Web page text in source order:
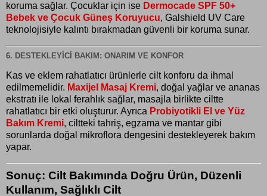
koruma sağlar. Çocuklar için ise Dermocade SPF 50+
Bebek ve Çocuk Güneş Koruyucu, Galshield UV Care
teknolojisiyle kalıntı bırakmadan güvenli bir koruma sunar.
6. DESTEKLEYICI BAKIM: ONARIM VE KONFOR
Kas ve eklem rahatlatıcı ürünlerle cilt konforu da ihmal
edilmemelidir. Maxijel Masaj Kremi, doğal yağlar ve ananas
ekstratı ile lokal ferahlık sağlar, masajla birlikte ciltte
rahatlatıcı bir etki oluşturur. Ayrıca Probiyotikli El ve Yüz
Bakım Kremi, ciltteki tahriş, egzama ve mantar gibi
sorunlarda doğal mikroflora dengesini destekleyerek bakım
yapar.
Sonuç: Cilt Bakımında Doğru Ürün, Düzenli
Kullanım, Sağlıklı Cilt